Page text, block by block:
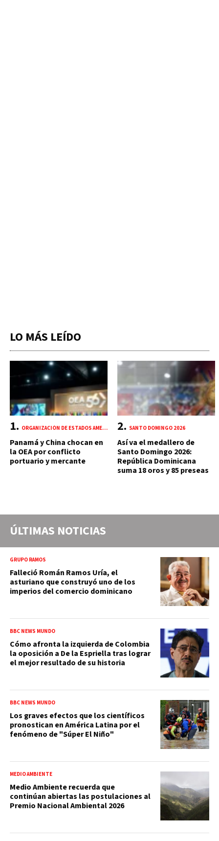
LO MÁS LEÍDO
ORGANIZACIÓN DE ESTADOS AMERICANOS (OEA)
Panamá y China chocan en
la OEA por conflicto
portuario y mercante
SANTO DOMINGO 2026
Así va el medallero de
Santo Domingo 2026:
República Dominicana
suma 18 oros y 85 preseas
ÚLTIMAS NOTICIAS
GRUPO RAMOS
Falleció Román Ramos Uría, el
asturiano que construyó uno de los
imperios del comercio dominicano
BBC NEWS MUNDO
Cómo afronta la izquierda de Colombia
la oposición a De la Espriella tras lograr
el mejor resultado de su historia
BBC NEWS MUNDO
Los graves efectos que los científicos
pronostican en América Latina por el
fenómeno de "Súper El Niño"
MEDIO AMBIENTE
Medio Ambiente recuerda que
continúan abiertas las postulaciones al
Premio Nacional Ambiental 2026